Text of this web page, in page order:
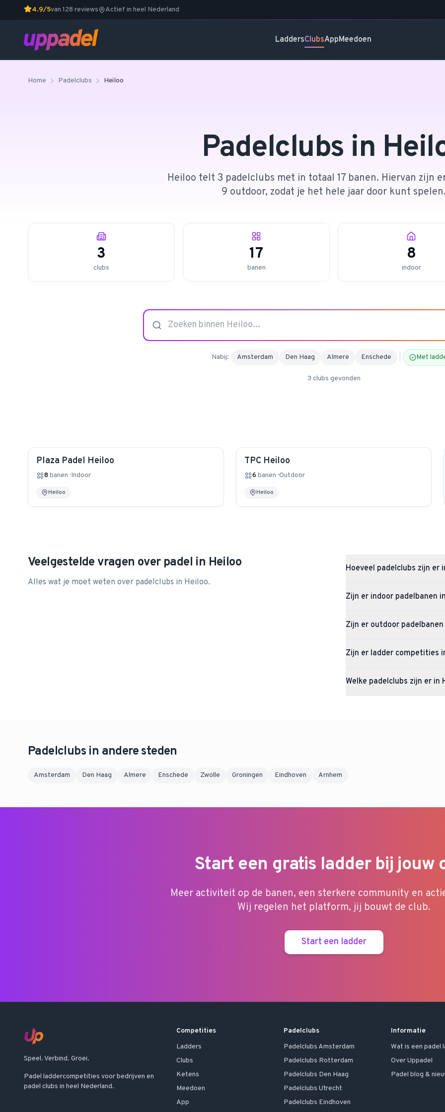
4.9/5van 128 reviews Actief in heel Nederland
LaddersClubsAppMeedoen
Home Padelclubs Heiloo
Padelclubs in
Heiloo telt 3 padelclubs met in totaal 17 banen. Hiervan zijn
9 outdoor, zodat je het hele jaar door kunt spelen.
3
clubs
17
banen
8
indoor
Nabij: Amsterdam Den Haag Almere Enschede Met
3 clubs gevonden
Plaza Padel Heiloo
8 banen ·Indoor
Heiloo
TPC Heiloo
6 banen ·Outdoor
Heiloo
Veelgestelde vragen over padel in Heiloo
Alles wat je moet weten over padelclubs in Heiloo.
Hoeveel padelclubs zijn er
Zijn er indoor padelbanen
Zijn er outdoor
door kunt spelen.
Zijn er ladder competities
ladder starten zodra er
Welke padelclubs zijn er in
Padelclubs in andere steden
Amsterdam Den Haag Almere Enschede Zwolle Groningen Eindhoven Arnhem
Start een gratis ladder bij jouw
Meer activiteit op de banen, een sterkere community en
Wij regelen het platform, jij bouwt de club.
Start een ladder
Speel. Verbind. Groei.
Padel laddercompetities voor bedrijven en
padel clubs in heel Nederland.
Competities
Ladders
Clubs
Ketens
Meedoen
App
Padelclubs
Padelclubs Amsterdam
Padelclubs Rotterdam
Padelclubs Den Haag
PadelclubsUtrecht
Padelclubs Eindhoven
Informatie
Wat is een padel
Over Uppadel
Padel blog &